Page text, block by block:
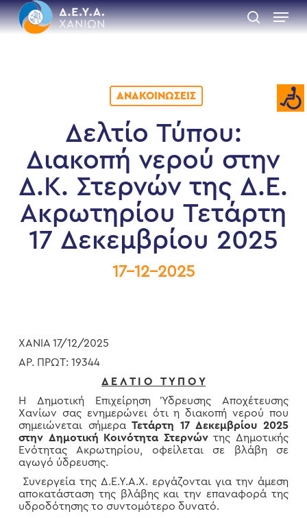
Skip
to
main
search
Menu
ΑΝΑΚΟΙΝΏΣΕΙΣ
Δελτίο Τύπου:
Διακοπή νερού στην
Δ.Κ. Στερνών της Δ.Ε.
Ακρωτηρίου Τετάρτη
17 Δεκεμβρίου 2025
17-12-2025
ΧΑΝΙΑ 17/12/2025
ΑΡ. ΠΡΩΤ: 19344
Δ Ε Λ Τ Ι Ο Τ Υ Π Ο Υ
Η Δημοτική Επιχείρηση Ύδρευσης Αποχέτευσης
Χανίων σας ενημερώνει ότι η διακοπή νερού που
σημειώνεται σήμεραΤετάρτη 17 Δεκεμβρίου 2025
στην Δημοτική Κοινότητα Στερνώντης Δημοτικής
Ενότητας Ακρωτηρίου, οφείλεται σε βλάβη σε
αγωγό ύδρευσης.
Συνεργεία της Δ.Ε.Υ.Α.Χ. εργάζονται για την άμεση
αποκατάσταση της βλάβης και την επαναφορά της
υδροδότησης το συντομότερο δυνατό.